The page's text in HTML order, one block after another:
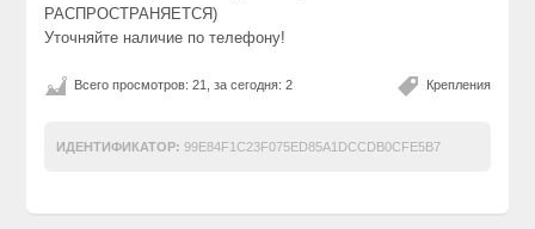
РАСПРОСТРАНЯЕТСЯ)
Уточняйте наличие по телефону!
Крепления
Всего просмотров: 21, за сегодня: 2
ИДЕНТИФИКАТОР: 99E84F1C23F075ED85A1DCCDB0CFE5B7